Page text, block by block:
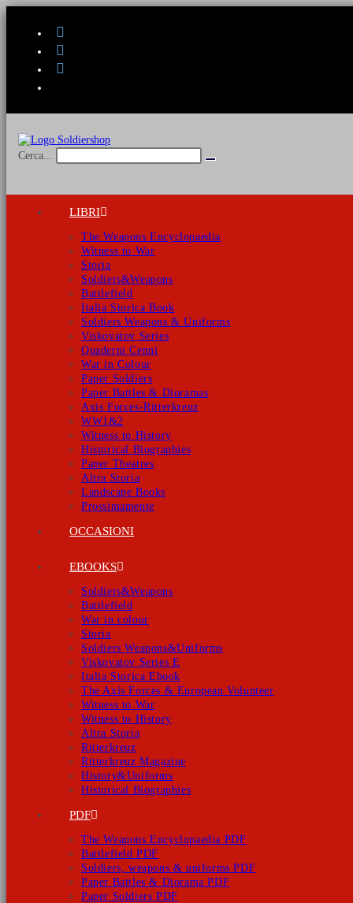
Cerca...
Invia
LIBRI
The Weapons Encyclopaedia
Witness to War
Storia
Soldiers&Weapons
Battlefield
Italia Storica Book
Soldiers Weapons & Uniforms
Viskovatov Series
Quaderni Cenni
War in Colour
Paper Soldiers
Paper Battles & Dioramas
Axis Forces-Ritterkreuz
WW1&2
Witness to History
Historical Biographies
Paper Theatres
Altra Storia
Landscape Books
Prossimamente
OCCASIONI
EBOOKS
Soldiers&Weapons
Battlefield
War in colour
Storia
Soldiers Weapons&Uniforms
Viskovatov Series E
Italia Storica Ebook
The Axis Forces & European Volunteer
Witness to War
Witness to History
Altra Storia
Ritterkreuz
Ritterkreuz Magazine
History&Uniforms
Historical Biographies
PDF
The Weapons Encyclopaedia PDF
Battlefield PDF
Soldiers, weapons & uniforms PDF
Paper Battles & Diorama PDF
Paper Soldiers PDF